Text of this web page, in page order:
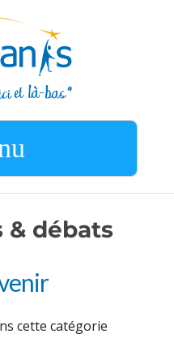
& débats
cette catégorie